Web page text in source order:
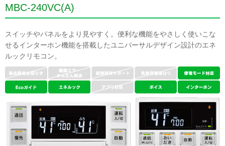
MBC-240VC(A)
スイッチやパネルをより見やすく。便利な機能をやさしく使いこな
せるインターホン機能を搭載したユニバーサルデザイン設計のエネ
ルックリモコン。